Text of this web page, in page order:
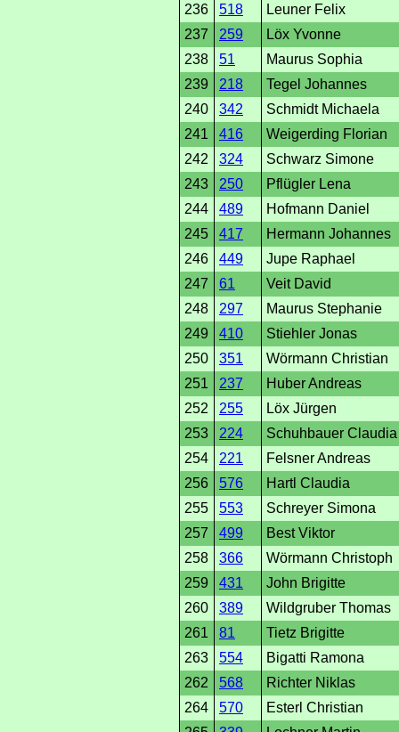
236
518
Leuner Felix
237
259
Löx Yvonne
238
51
Maurus Sophia
239
218
Tegel Johannes
240
342
Schmidt Michaela
241
416
Weigerding Florian
242
324
Schwarz Simone
243
250
Pflügler Lena
244
489
Hofmann Daniel
245
417
Hermann Johannes
246
449
Jupe Raphael
247
61
Veit David
248
297
Maurus Stephanie
249
410
Stiehler Jonas
250
351
Wörmann Christian
251
237
Huber Andreas
252
255
Löx Jürgen
253
224
Schuhbauer Claudia
254
221
Felsner Andreas
256
576
Hartl Claudia
255
553
Schreyer Simona
257
499
Best Viktor
258
366
Wörmann Christoph
259
431
John Brigitte
260
389
Wildgruber Thomas
261
81
Tietz Brigitte
263
554
Bigatti Ramona
262
568
Richter Niklas
264
570
Esterl Christian